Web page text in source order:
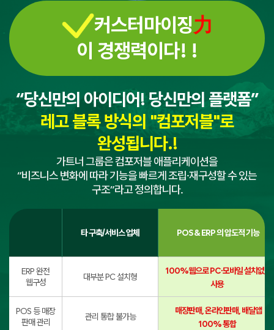
커스터마이징力
이 경쟁력이다! !
“당신만의 아이디어! 당신만의 플랫폼”
레고 블록 방식의 "컴포저블"로
완성됩니다.!
가트너 그룹은 컴포저블 애플리케이션을
“비즈니스 변화에 따라 기능을 빠르게 조립·재구성할 수 있는
구조”라고 정의합니다.
타 구축/서비스 업체 POS & ERP 의 압도적 기능
ERP 완전
웹구성
대부분 PC 설치형
100%웹으로 PC∙모바일 설치없이
사용
POS 등 매장
판매 관리
관리 통합 불가능
매장판매, 온라인판매, 배달앱
100% 통합